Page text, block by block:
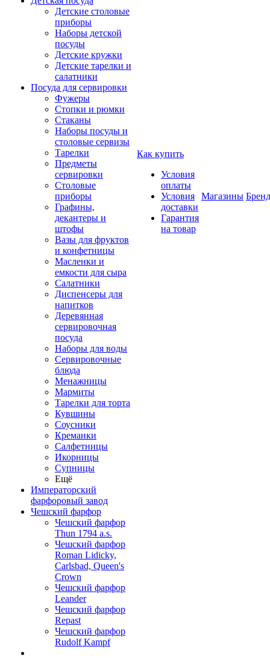
Детские столовые
приборы
Наборы детской
посуды
Детские кружки
Детские тарелки и
салатники
Посуда для сервировки
Фужеры
Стопки и рюмки
Стаканы
Наборы посуды и
столовые сервизы
Тарелки
Предметы
сервировки
Столовые
приборы
Графины,
декантеры и
штофы
Вазы для фруктов
и конфетницы
Масленки и
емкости для сыра
Салатники
Диспенсеры для
напитков
Деревянная
сервировочная
посуда
Наборы для воды
Сервировочные
блюда
Менажницы
Мармиты
Тарелки для торта
Кувшины
Соусники
Креманки
Салфетницы
Икорницы
Супницы
Ещё
Императорский
фарфоровый завод
Чешский фарфор
Чешский фарфор
Thun 1794 a.s.
Чешский фарфор
Roman Lidicky,
Carlsbad, Queen's
Crown
Чешский фарфор
Leander
Чешский фарфор
Repast
Чешский фарфор
Rudolf Kampf
Как купить
Условия
оплаты
Условия
доставки
Гарантия
на товар
Магазины